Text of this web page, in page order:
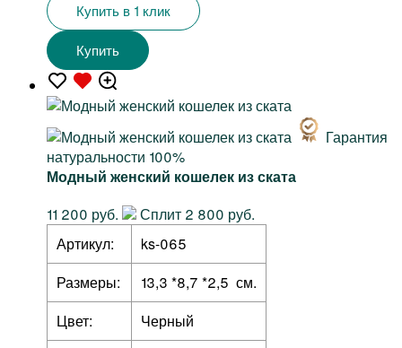
Купить в 1 клик
Купить
Гарантия
натуральности 100%
Модный женский кошелек из ската
11 200 руб.
Сплит 2 800 руб.
Артикул:
ks-065
Размеры:
13,3 *8,7 *2,5 см.
Цвет:
Черный